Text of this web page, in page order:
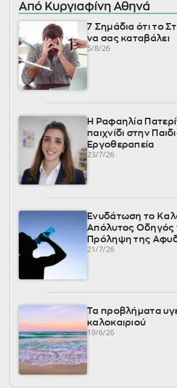
Από Κυργιαφίνη Αθηνά
7 Σημάδια ότι το
να σας καταβάλει
5/8/26
Η Ραφαηλία
παιχνίδι στην
Εργοθεραπεία
23/7/26
Ενυδάτωση το
Απόλυτος Οδηγός
Πρόληψη της
21/7/26
Τα προβλήματα
καλοκαιριού
19/6/26